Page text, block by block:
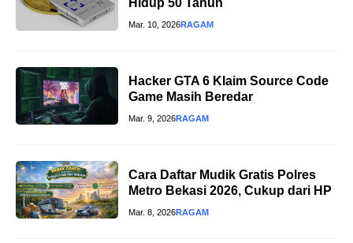
Hidup 50 Tahun
Mar. 10, 2026RAGAM
Hacker GTA 6 Klaim Source Code
Game Masih Beredar
Mar. 9, 2026RAGAM
Cara Daftar Mudik Gratis Polres
Metro Bekasi 2026, Cukup dari HP
Mar. 8, 2026RAGAM